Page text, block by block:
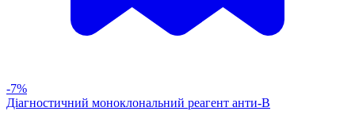
-7%
Діагностичний моноклональний реагент анти-В